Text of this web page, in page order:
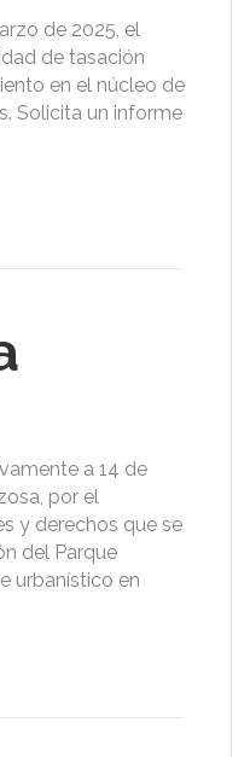
de 2025, el
de tasación
en el núcleo de
Solicita un informe
a 14 de
por el
y derechos que se
del Parque
urbanístico en